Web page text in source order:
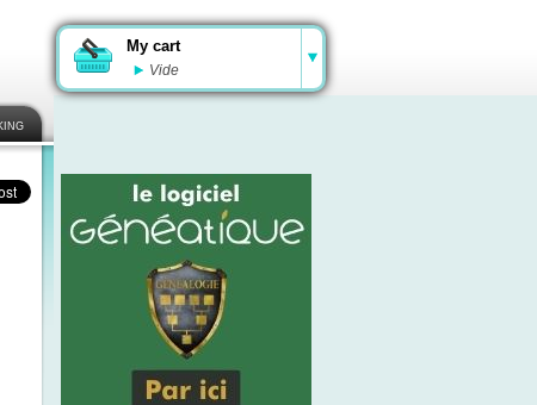
My cart
Vide